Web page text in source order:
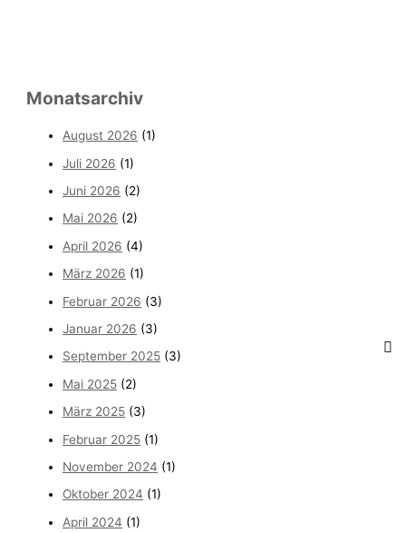
Monatsarchiv
August 2026 (1)
Juli 2026 (1)
Juni 2026 (2)
Mai 2026 (2)
April 2026 (4)
März 2026 (1)
Februar 2026 (3)
Januar 2026 (3)
September 2025 (3)
Mai 2025 (2)
März 2025 (3)
Februar 2025 (1)
November 2024 (1)
Oktober 2024 (1)
April 2024 (1)